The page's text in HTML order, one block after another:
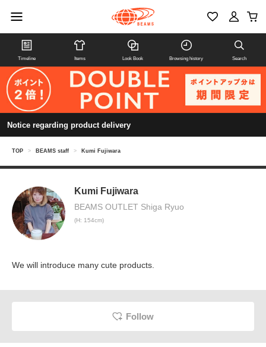
Timeline Items Look Book Browsing history Search
Notice regarding product delivery
TOP > BEAMS staff > Kumi Fujiwara
Kumi Fujiwara
BEAMS OUTLET Shiga Ryuo
(H: 154cm)
We will introduce many cute products.
Follow